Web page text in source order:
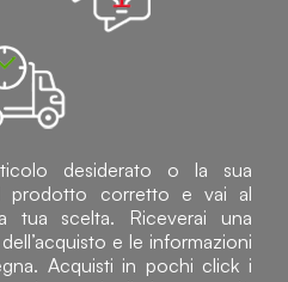
desiderato o la sua
prodotto corretto e vai al
tua scelta. Riceverai una
e le informazioni
Acquisti in pochi click i